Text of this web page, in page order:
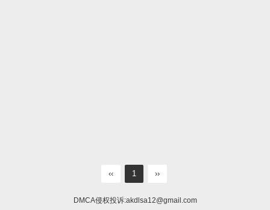
‹‹ 1 ››
DMCA侵权投诉:akdlsa12@gmail.com